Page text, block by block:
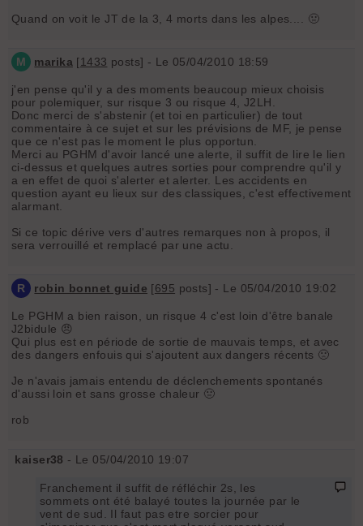
Quand on voit le JT de la 3, 4 morts dans les alpes.... 🤢
M marika [1433 posts] - Le 05/04/2010 18:59
j'en pense qu'il y a des moments beaucoup mieux choisis
pour polemiquer, sur risque 3 ou risque 4, J2LH.
Donc merci de s'abstenir (et toi en particulier) de tout
commentaire à ce sujet et sur les prévisions de MF, je pense
que ce n'est pas le moment le plus opportun.
Merci au PGHM d'avoir lancé une alerte, il suffit de lire le lien
ci-dessus et quelques autres sorties pour comprendre qu'il y
a en effet de quoi s'alerter et alerter. Les accidents en
question ayant eu lieux sur des classiques, c'est effectivement
alarmant.
Si ce topic dérive vers d'autres remarques non à propos, il
sera verrouillé et remplacé par une actu.
R robin bonnet guide [695 posts] - Le 05/04/2010 19:02
Le PGHM a bien raison, un risque 4 c'est loin d'être banale
J2bidule 😠
Qui plus est en période de sortie de mauvais temps, et avec
des dangers enfouis qui s'ajoutent aux dangers récents 🙁
Je n'avais jamais entendu de déclenchements spontanés
d'aussi loin et sans grosse chaleur 🤢
rob
kaiser38 - Le 05/04/2010 19:07
Franchement il suffit de réfléchir 2s, les
sommets ont été balayé toutes la journée par le
vent de sud. Il faut pas etre sorcier pour